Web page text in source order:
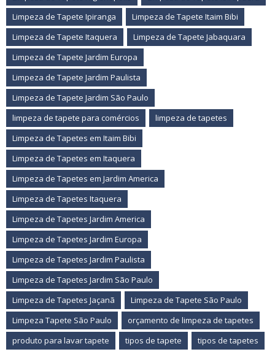
Limpeza de Tapete Ipiranga
Limpeza de Tapete Itaim Bibi
Limpeza de Tapete Itaquera
Limpeza de Tapete Jabaquara
Limpeza de Tapete Jardim Europa
Limpeza de Tapete Jardim Paulista
Limpeza de Tapete Jardim São Paulo
limpeza de tapete para comércios
limpeza de tapetes
Limpeza de Tapetes em Itaim Bibi
Limpeza de Tapetes em Itaquera
Limpeza de Tapetes em Jardim America
Limpeza de Tapetes Itaquera
Limpeza de Tapetes Jardim America
Limpeza de Tapetes Jardim Europa
Limpeza de Tapetes Jardim Paulista
Limpeza de Tapetes Jardim São Paulo
Limpeza de Tapetes Jaçanã
Limpeza de Tapete São Paulo
Limpeza Tapete São Paulo
orçamento de limpeza de tapetes
produto para lavar tapete
tipos de tapete tipos de tapetes